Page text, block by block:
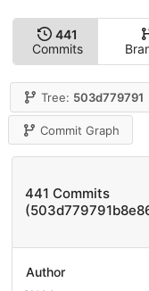
441
Commits
Tree: 503d779791
Commit Graph
441 Commits
Author